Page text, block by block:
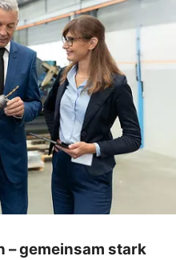
– gemeinsam stark